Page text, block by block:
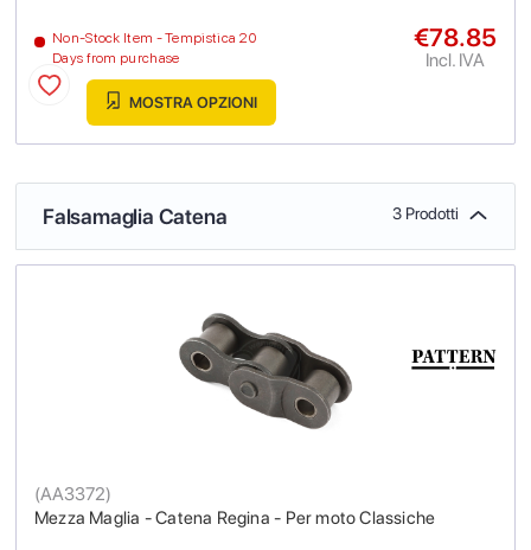
Non-Stock Item - Tempistica 20
Days from purchase
€78.85
Incl. IVA
MOSTRA OPZIONI
Falsamaglia Catena 3 Prodotti
Mezza Maglia - Catena Regina - Per moto Classiche
(AA3372)